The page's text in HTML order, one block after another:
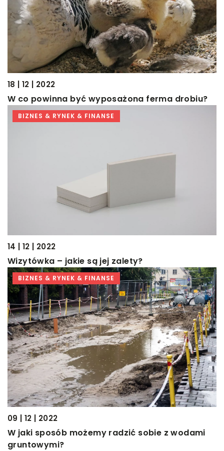
18 | 12 | 2022
W co powinna być wyposażona ferma drobiu?
BIZNES & RYNEK & FINANSE
14 | 12 | 2022
Wizytówka – jakie są jej zalety?
BIZNES & RYNEK & FINANSE
09 | 12 | 2022
W jaki sposób możemy radzić sobie z wodami
gruntowymi?